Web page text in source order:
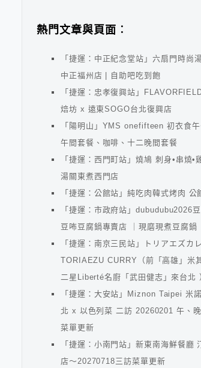
熱門文章與頁面︰
「捷運：中正紀念堂站」六扇門時尚
中正福州店 | 自助吧吃到飽
「捷運：忠孝復興站」
焙坊 x 遠東SOGO台北復興店
「陽明山」YMS onefifteen 初衣食午
午間套餐、咖啡、十二晚間套餐
「捷運：西門町站」燒鳩 刺身•串燒•
湯關東煮西門店
「捷運：公館站」純吃肉韓式烤肉 公
「捷運：市政府站」dubudubu2026
豆咘豆腐鍋專賣店 ｜現磨現煮豆腐鍋
「捷運：南京三民站」トリアエズカ
TORIAEZU CURRY（前「高雄」米
二星Liberté名廚「武田健志」來台北
「捷運：大安站」Miznon Taipei 米
北 x 以色列菜 二訪 20260201 午、
菜單更新
「捷運：小南門站」新東南海鮮餐廳
店～20270718三訪菜單更新